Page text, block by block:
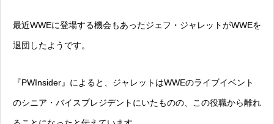
最近WWEに登場する機会もあったジェフ・ジャレットがWWEを
退団したようです。
『PWInsider』によると、ジャレットはWWEのライブイベント
のシニア・バイスプレジデントにいたものの、この役職から離れ